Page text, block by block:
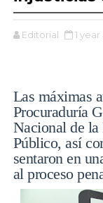
Editorial 1
Las máximas
Procuraduría
Nacional de
Público, así
sentaron en
al proceso